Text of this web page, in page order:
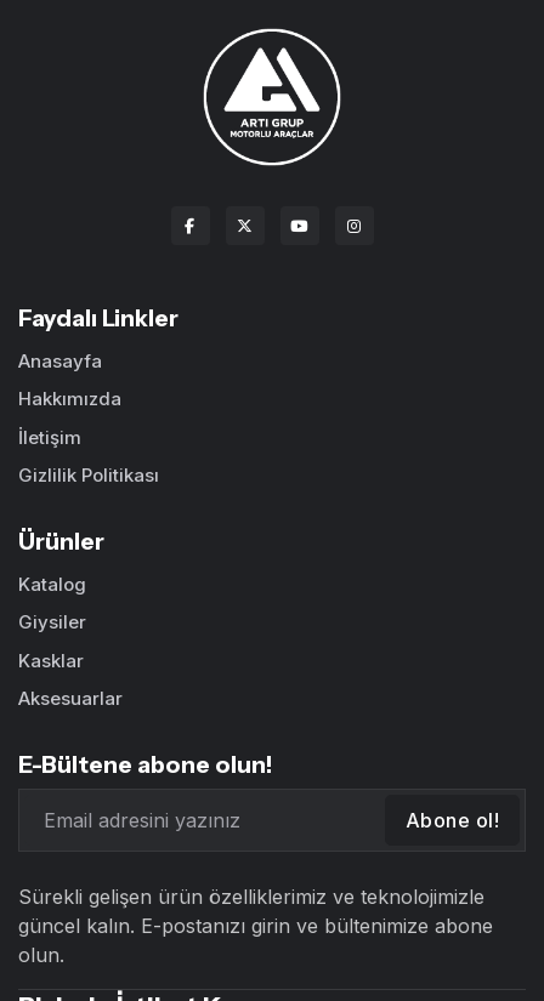
Faydalı Linkler
Anasayfa
Hakkımızda
İletişim
Gizlilik Politikası
Ürünler
Katalog
Giysiler
Kasklar
Aksesuarlar
E-Bültene abone olun!
Abone ol!
Sürekli gelişen ürün özelliklerimiz ve teknolojimizle
güncel kalın. E-postanızı girin ve bültenimize abone
olun.